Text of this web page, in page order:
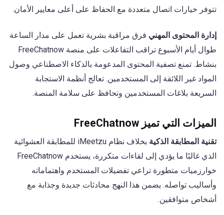
تتوفر خيارات اتصال متعددة مع الحفاظ على أعلى معايير الأمان.
إدارة المحتوى المهني فرق مراقبة بشرية تعمل على مدار الساعة
طوال أيام الأسبوع تراقب التفاعلات على منصة FreeChatnow
بنشاط. تمنع تصفية المحتوى المدعومة بالذكاء الاصطناعي وصول
المواد غير اللائقة إلى المستخدمين. تعالج أنظمة الاستجابة
السريعة بلاغات المستخدمين وتحافظ على سلامة المنصة.
الميزات التي تميز FreeChatnow
تقنية المطابقة الذكية
بخلاف نظام iMeetzu للمطابقة العشوائية
الذي غالبًا ما يؤدي إلى لقاءات متكررة، يستخدم FreeChatnow
خوارزميات متطورة تراعي تفضيلات المستخدم واهتماماته
وأساليب تواصله. يضمن هذا النهج محادثات جديدة وجذابة مع
أشخاص متوافقين.